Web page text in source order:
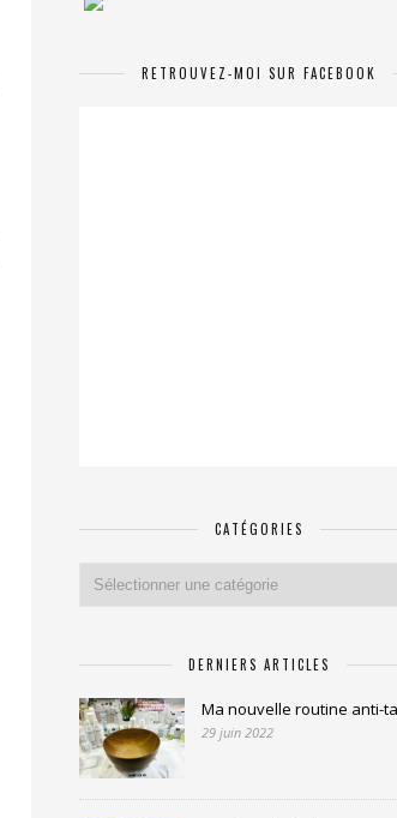
RETROUVEZ-MOI SUR FACEBOOK
CATÉGORIES
DERNIERS ARTICLES
Ma nouvelle routine anti-
29 juin 2022